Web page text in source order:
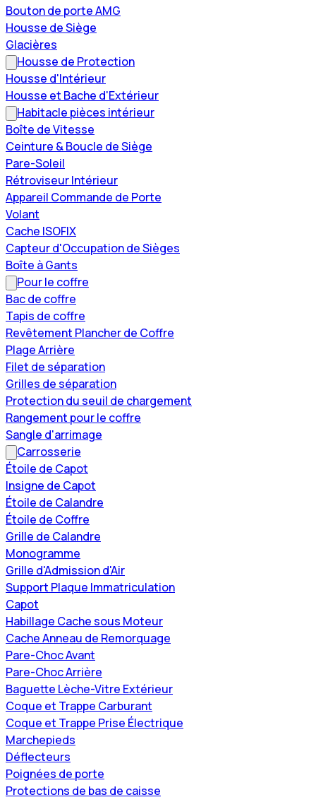
Bouton de porte AMG
Housse de Siège
Glacières
Housse de Protection
Housse d'Intérieur
Housse et Bache d'Extérieur
Habitacle pièces intérieur
Boîte de Vitesse
Ceinture & Boucle de Siège
Pare-Soleil
Rétroviseur Intérieur
Appareil Commande de Porte
Volant
Cache ISOFIX
Capteur d'Occupation de Sièges
Boîte à Gants
Pour le coffre
Bac de coffre
Tapis de coffre
Revêtement Plancher de Coffre
Plage Arrière
Filet de séparation
Grilles de séparation
Protection du seuil de chargement
Rangement pour le coffre
Sangle d'arrimage
Carrosserie
Étoile de Capot
Insigne de Capot
Étoile de Calandre
Étoile de Coffre
Grille de Calandre
Monogramme
Grille d'Admission d'Air
Support Plaque Immatriculation
Capot
Habillage Cache sous Moteur
Cache Anneau de Remorquage
Pare-Choc Avant
Pare-Choc Arrière
Baguette Lèche-Vitre Extérieur
Coque et Trappe Carburant
Coque et Trappe Prise Électrique
Marchepieds
Déflecteurs
Poignées de porte
Protections de bas de caisse